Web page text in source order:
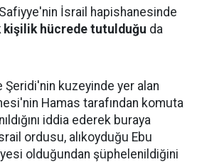
İsrail hapishanesinde
kişilik hücrede tutulduğu da
Şeridi'nin kuzeyinde yer alan
Hamas tarafından komuta
iddia ederek buraya
ordusu, alıkoyduğu Ebu
olduğundan şüphelenildiğini